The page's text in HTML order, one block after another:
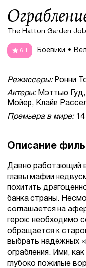
The Hatton Garden
6.1 Боевики
Режиссеры:Ронни
Актеры:Мэттью Гуд,
Мойер, Клайв
Премьера в мире:14
Описание
Давно работающий в
главы мафии
похитить
банка страны.
соглашается на
герою необходимо
обращается к
выбрать надёжных
ограбления. Ими,
глубоко пожилые